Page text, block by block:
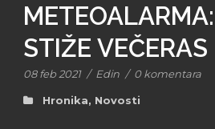
STIŽE VEČERAS
08 feb 2021 / Edin / 0 komentara
Hronika, Novosti